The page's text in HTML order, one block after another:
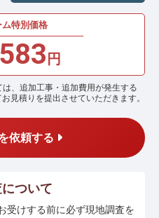
特別価格
円
、追加工事・追加費用が発生する
見積りを提出させていただきます。
依頼する
ついて
受けする前に必ず現地調査を